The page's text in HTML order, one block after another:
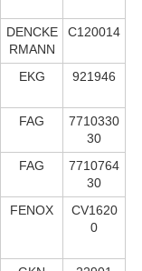
DENCKE
RMANN
C120014
EKG 921946
FAG
7710330
30
FAG
7710764
30
FENOX
CV1620
0